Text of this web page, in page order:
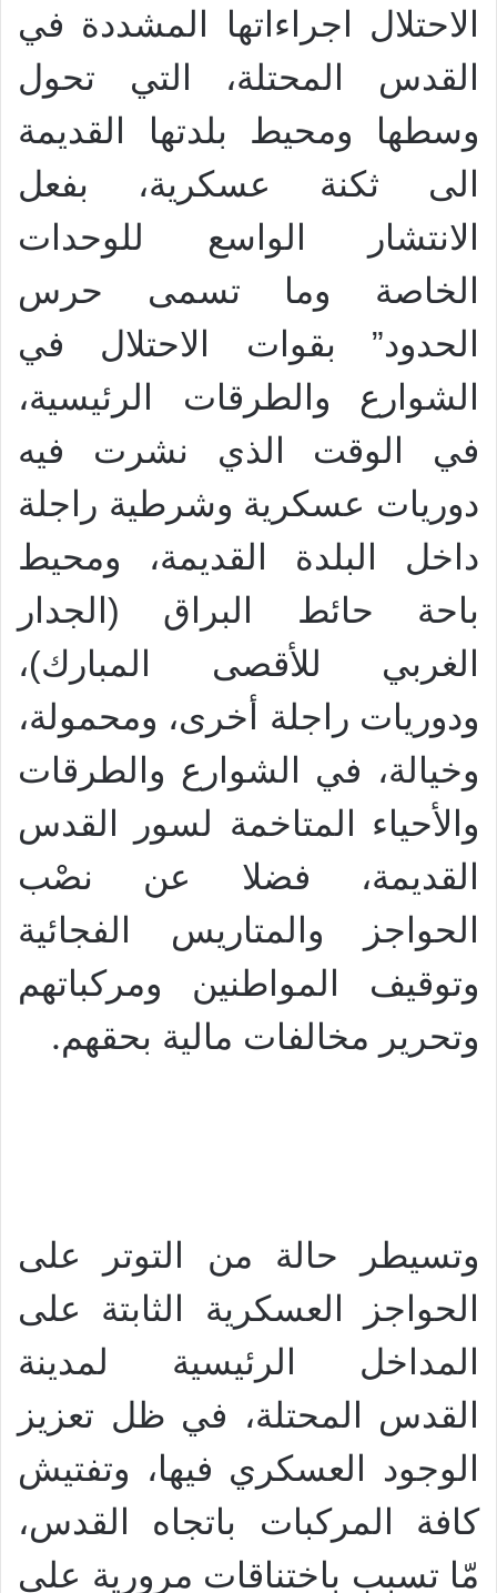
الاحتلال اجراءاتها المشددة في
القدس المحتلة، التي تحول
وسطها ومحيط بلدتها القديمة
الى ثكنة عسكرية، بفعل
الانتشار الواسع للوحدات
الخاصة وما تسمى حرس
الحدود” بقوات الاحتلال في
الشوارع والطرقات الرئيسية،
في الوقت الذي نشرت فيه
دوريات عسكرية وشرطية راجلة
داخل البلدة القديمة، ومحيط
باحة حائط البراق (الجدار
الغربي للأقصى المبارك)،
ودوريات راجلة أخرى، ومحمولة،
وخيالة، في الشوارع والطرقات
والأحياء المتاخمة لسور القدس
القديمة، فضلا عن نصْب
الحواجز والمتاريس الفجائية
وتوقيف المواطنين ومركباتهم
وتحرير مخالفات مالية بحقهم.
وتسيطر حالة من التوتر على
الحواجز العسكرية الثابتة على
المداخل الرئيسية لمدينة
القدس المحتلة، في ظل تعزيز
الوجود العسكري فيها، وتفتيش
كافة المركبات باتجاه القدس،
مّا تسبب باختناقات مرورية على